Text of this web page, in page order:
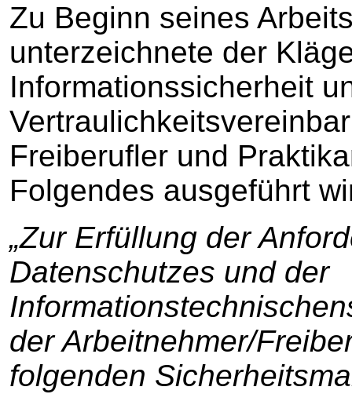
Zu Beginn seines
unterzeichnete der
Informationssicherheit
Freiberufler und
Folgendes ausgeführt
„Zur Erfüllung der
Datenschutzes und der
der Arbeitnehmer/
folgenden